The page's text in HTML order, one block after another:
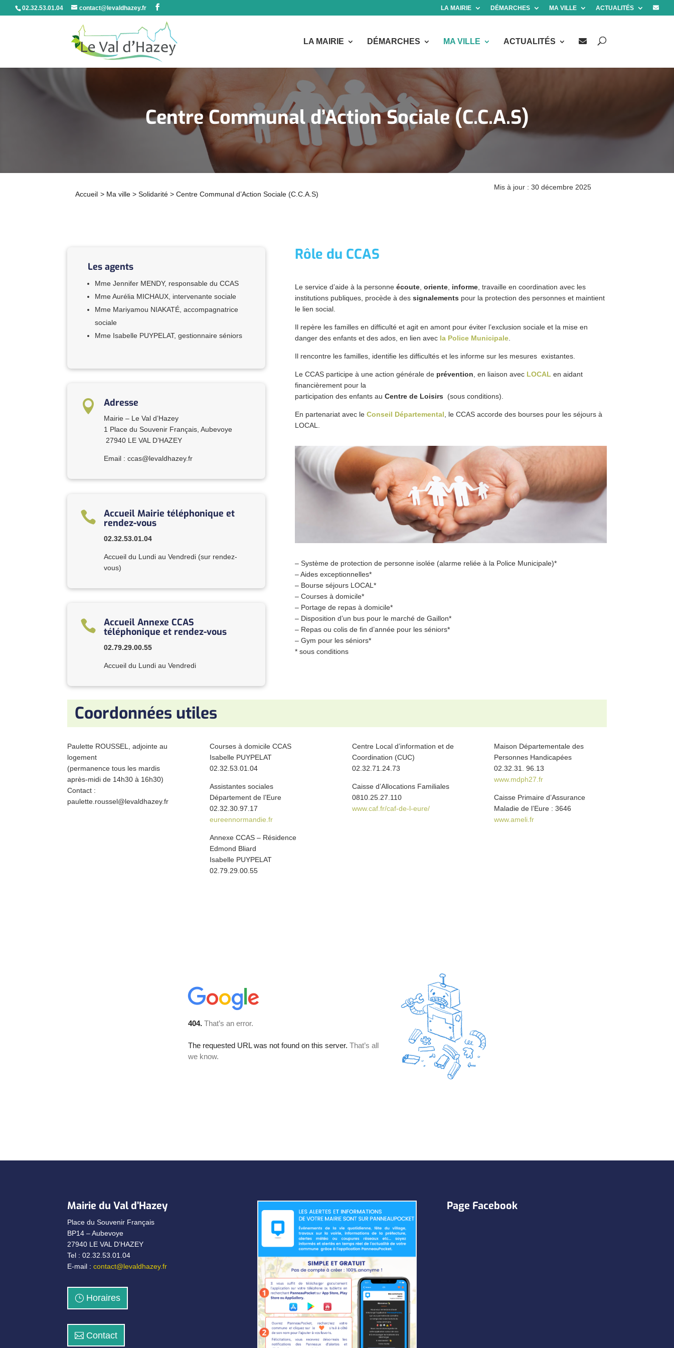
02.32.53.01.04 contact@levaldhazey.fr LA MAIRIE DÉMARCHES MA VILLE ACTUALITÉS
LA MAIRIE DÉMARCHES MA VILLE ACTUALITÉS
Centre Communal d’Action Sociale (C.C.A.S)
Accueil > Ma ville > Solidarité > Centre Communal d’Action Sociale (C.C.A.S)
Mis à jour : 30 décembre 2025
Les agents
Mme Jennifer MENDY, responsable du CCAS
Mme Aurélia MICHAUX, intervenante sociale
Mme Mariyamou NIAKATÉ, accompagnatrice
sociale
Mme Isabelle PUYPELAT, gestionnaire séniors
 Adresse
Mairie – Le Val d’Hazey
1 Place du Souvenir Français, Aubevoye
27940 LE VAL D’HAZEY
Email : ccas@levaldhazey.fr
 Accueil Mairie téléphonique et
rendez-vous
02.32.53.01.04
Accueil du Lundi au Vendredi (sur rendez-
vous)
 Accueil Annexe CCAS
téléphonique et rendez-vous
02.79.29.00.55
Accueil du Lundi au Vendredi
Rôle du CCAS
Le service d’aide à la personneécoute ,oriente informe , travaille en coordination avec les
institutions publiques, procède à dessignalements pour la protection des personnes et maintient
le lien social.
Il repère lesfamilles en difficulté et agit en amont pour éviter l’exclusion sociale et la mise en
danger des enfants et des ados, en lien avec la Police Municipale
Il rencontre les familles, identifie les difficultés et les informe sur les mesures existantes.
Le CCAS participe à une action générale de prévention , en liaison avec LOCAL en aidant
financièrement pour la
participation des enfants auCentre de Loisirs (sous conditions).
En partenariat avec leConseil Départemental , le CCAS accorde des bourses pour les séjours à
LOCAL.
– Système de protection de personne isolée (alarme reliée à la Police Municipale)*
– Aides exceptionnelles*
– Bourse séjours LOCAL*
– Courses à domicile*
– Portage de repas à domicile*
– Disposition d’un bus pour le marché de Gaillon*
– Repas ou colis de fin d’année pour les séniors*
– Gym pour les séniors*
* sous conditions
Coordonnées utiles
Paulette ROUSSEL, adjointe au
logement
(permanence tous les mardis
après-midi de 14h30 à 16h30)
Contact :
paulette.roussel@levaldhazey.fr
Courses à domicile CCAS
Isabelle PUYPELAT
02.32.53.01.04
Assistantes sociales
Département de l’Eure
02.32.30.97.17
eureennormandie.fr
Annexe CCAS – Résidence
Edmond Bliard
Isabelle PUYPELAT
02.79.29.00.55
Centre Local d’information et de
Coordination (CUC)
02.32.71.24.73
Caisse d’Allocations Familiales
0810.25.27.110
www.caf.fr/caf-de-l-eure/
Maison Départementale des
Personnes Handicapées
02.32.31. 96.13
www.mdph27.fr
Caisse Primaire d’Assurance
Maladie de l’Eure : 3646
www.ameli.fr
Mairie du Val d’Hazey
Place du Souvenir Français
BP14 – Aubevoye
27940 LE VAL D’HAZEY
Tel : 02.32.53.01.04
E-mail :contact@levaldhazey.fr
Horaires
Contact
Page Facebook